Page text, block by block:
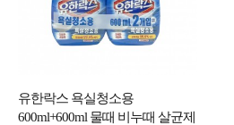
유한락스 욕실청소용
600ml+600ml 물때 비누때 살균제